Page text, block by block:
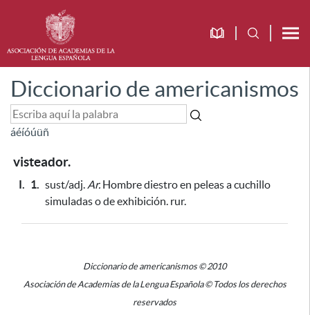
Diccionario de americanismos
áéíóúüñ
visteador.
I. 1. sust/adj. Ar. Hombre diestro en peleas a cuchillo
simuladas o de exhibición. rur.
Diccionario de americanismos © 2010
Asociación de Academias de la Lengua Española © Todos los derechos
reservados